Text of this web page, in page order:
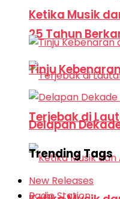
25 Tahun
Terjebak di
Ketika Musik
Tinju
Delapan
Trending Tags
New Releases
Radio Station